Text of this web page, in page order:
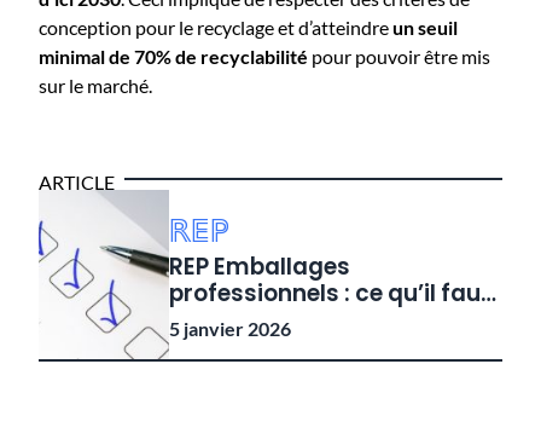
conception pour le recyclage et d’atteindreun seuil
minimal de 70% de recyclabilité pour pouvoir être mis
sur le marché.
ARTICLE
REP
REP Emballages
professionnels : ce qu’il faut
retenir !
5 janvier 2026